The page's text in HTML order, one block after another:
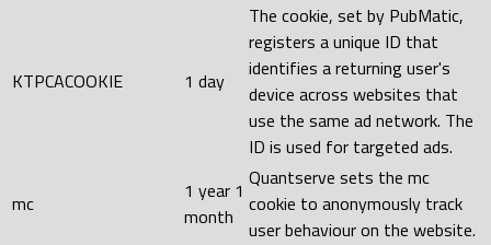
KTPCACOOKIE 1 day
The cookie, set by PubMatic,
registers a unique ID that
identifies a returning user's
device across websites that
use the same ad network. The
ID is used for targeted ads.
mc
1 year 1
month
Quantserve sets the mc
cookie to anonymously track
user behaviour on the website.